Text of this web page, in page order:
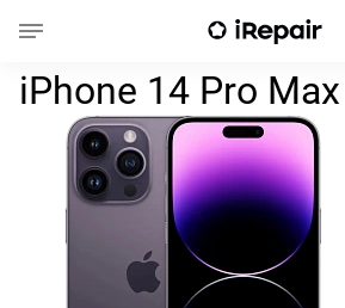
Замена кнопки
iPhone 14 Pro Max